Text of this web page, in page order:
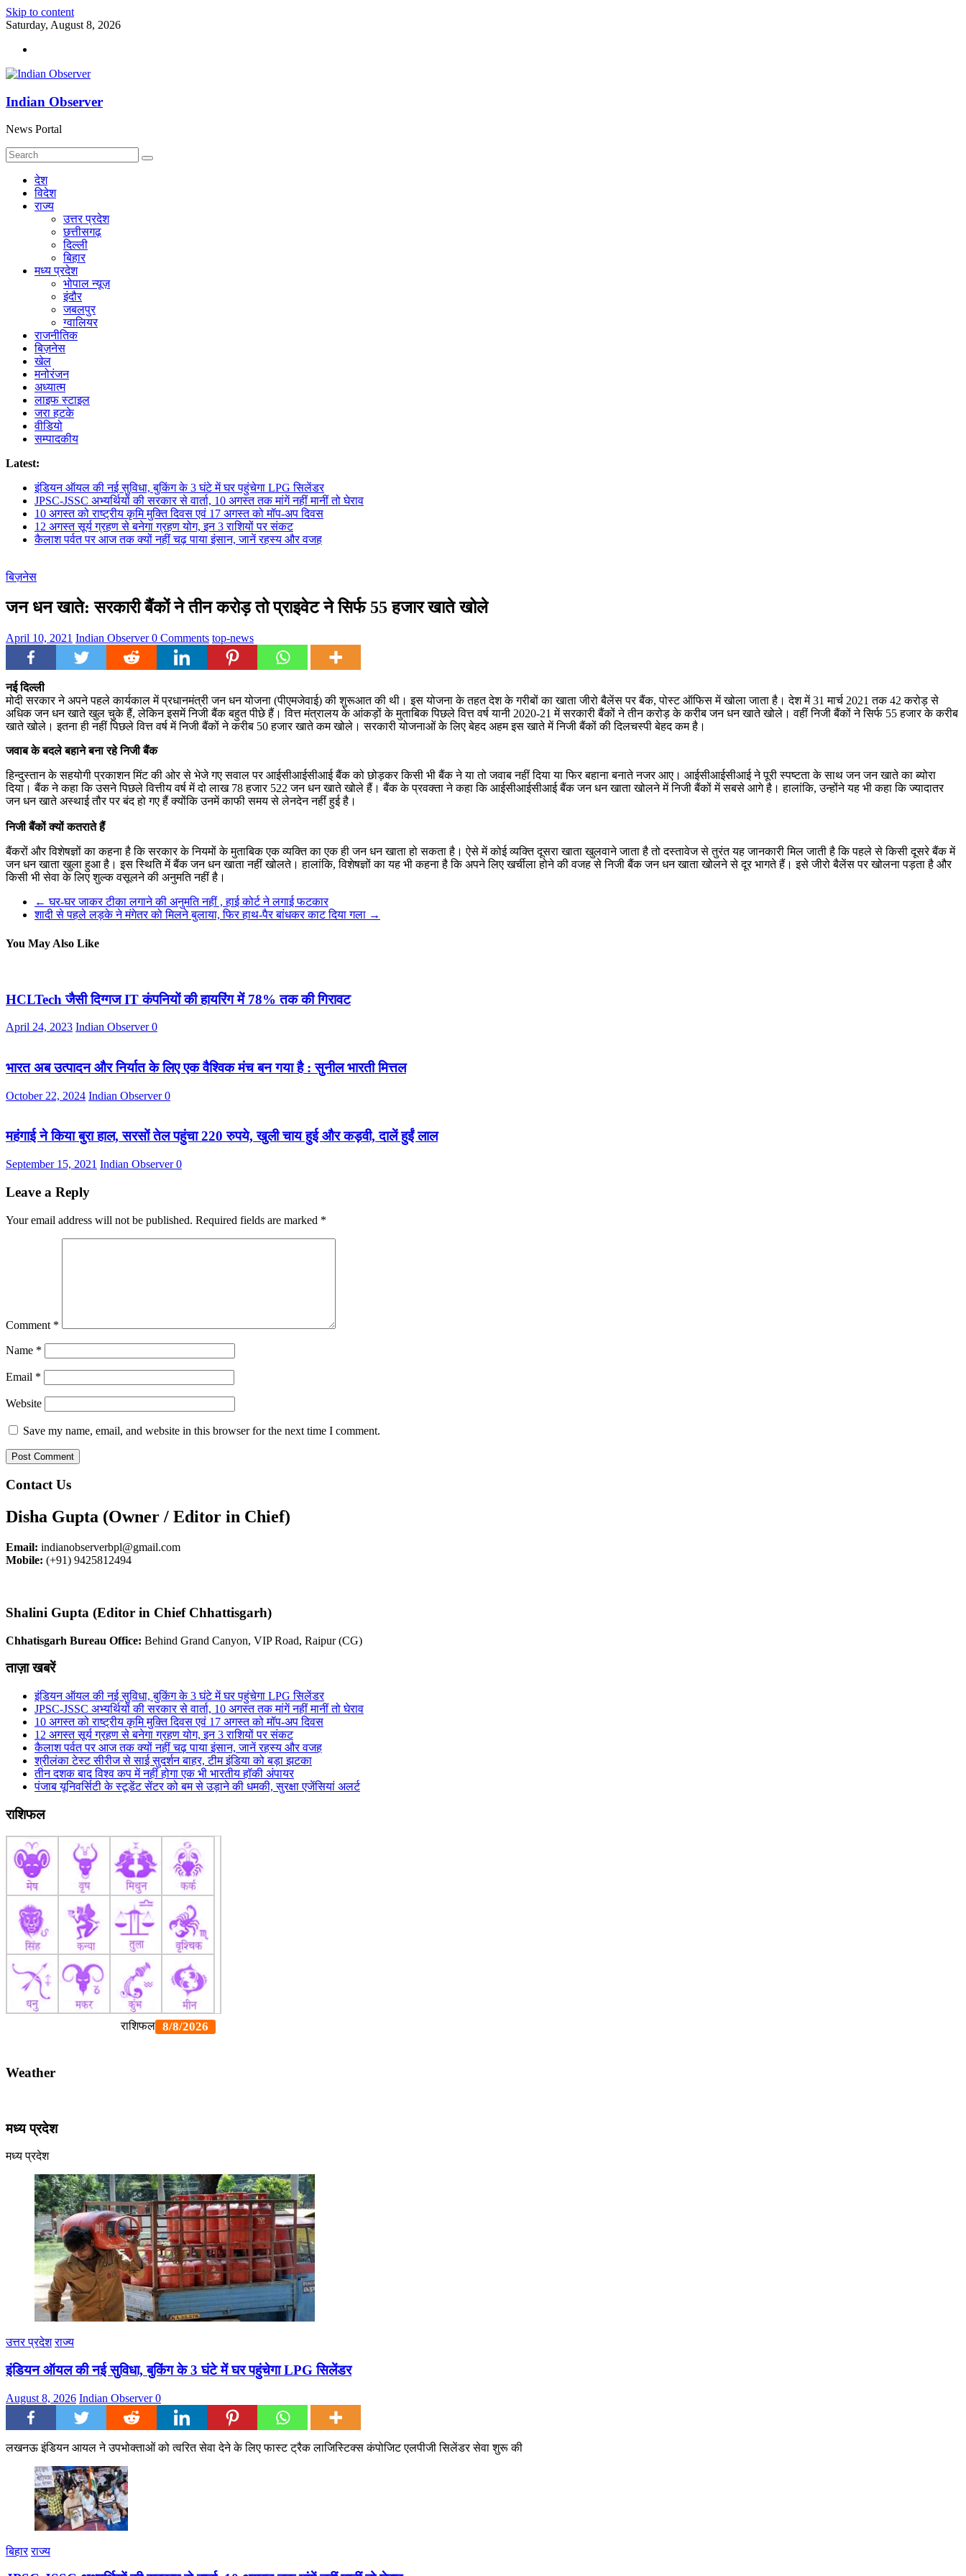
Skip to content
Saturday, August 8, 2026
Indian Observer
News Portal
देश
विदेश
राज्य
उत्तर प्रदेश
छत्तीसगढ़
दिल्ली
बिहार
मध्य प्रदेश
भोपाल न्यूज़
इंदौर
जबलपुर
ग्वालियर
राजनीतिक
बिज़नेस
खेल
मनोरंजन
अध्यात्म
लाइफ स्टाइल
जरा हटके
वीडियो
सम्पादकीय
Latest:
इंडियन ऑयल की नई सुविधा, बुकिंग के 3 घंटे में घर पहुंचेगा LPG सिलेंडर
JPSC-JSSC अभ्यर्थियों की सरकार से वार्ता, 10 अगस्त तक मांगें नहीं मानीं तो घेराव
10 अगस्त को राष्ट्रीय कृमि मुक्ति दिवस एवं 17 अगस्त को मॉप-अप दिवस
12 अगस्त सूर्य ग्रहण से बनेगा ग्रहण योग, इन 3 राशियों पर संकट
कैलाश पर्वत पर आज तक क्यों नहीं चढ़ पाया इंसान, जानें रहस्य और वजह
बिज़नेस
जन धन खाते: सरकारी बैंकों ने तीन करोड़ तो प्राइवेट ने सिर्फ 55 हजार खाते खोले
April 10, 2021 Indian Observer0 Comments top-news
नई दिल्ली
मोदी सरकार ने अपने पहले कार्यकाल में प्रधानमंत्री जन धन योजना (पीएमजेवाई) की शुरूआत की थी। इस योजना के तहत देश के गरीबों का खाता जीरो बैलेंस पर बैंक, पोस्ट ऑफिस में खोला जाता है। देश में 31 मार्च 2021 तक 42 करोड़ से
अधिक जन धन खाते खुल चुके हैं, लेकिन इसमें निजी बैंक बहुत पीछे हैं। वित्त मंत्रालय के आंकड़ों के मुताबिक पिछले वित्त वर्ष यानी 2020-21 में सरकारी बैंकों ने तीन करोड़ के करीब जन धन खाते खोले। वहीं निजी बैंकों ने सिर्फ 55 हजार के करीब
खाते खोले। इतना ही नहीं पिछले वित्त वर्ष में निजी बैंकों ने करीब 50 हजार खाते कम खोले। सरकारी योजनाओं के लिए बेहद अहम इस खाते में निजी बैंकों की दिलचस्पी बेहद कम है।
जवाब के बदले बहाने बना रहे निजी बैंक
हिन्दुस्तान के सहयोगी प्रकाशन मिंट की ओर से भेजे गए सवाल पर आईसीआईसीआई बैंक को छोड़कर किसी भी बैंक ने या तो जवाब नहीं दिया या फिर बहाना बनाते नजर आए। आईसीआईसीआई ने पूरी स्पष्टता के साथ जन जन खाते का ब्योरा
दिया। बैंक ने कहा कि उसने पिछले वित्तीय वर्ष में दो लाख 78 हजार 522 जन धन खाते खोले हैं। बैंक के प्रवक्ता ने कहा कि आईसीआईसीआई बैंक जन धन खाता खोलने में निजी बैंकों में सबसे आगे है। हालांकि, उन्होंने यह भी कहा कि ज्यादातर
जन धन खाते अस्थाई तौर पर बंद हो गए हैं क्योंकि उनमें काफी समय से लेनदेन नहीं हुई है।
निजी बैंकों क्यों कतराते हैं
बैंकरों और विशेषज्ञों का कहना है कि सरकार के नियमों के मुताबिक एक व्यक्ति का एक ही जन धन खाता हो सकता है। ऐसे में कोई व्यक्ति दूसरा खाता खुलवाने जाता है तो दस्तावेज से तुरंत यह जानकारी मिल जाती है कि पहले से किसी दूसरे बैंक में
जन धन खाता खुला हुआ है। इस स्थिति में बैंक जन धन खाता नहीं खोलते। हालांकि, विशेषज्ञों का यह भी कहना है कि अपने लिए खर्चीला होने की वजह से निजी बैंक जन धन खाता खोलने से दूर भागते हैं। इसे जीरो बैलेंस पर खोलना पड़ता है और
किसी भी सेवा के लिए शुल्क वसूलने की अनुमति नहीं है।
← घर-घर जाकर टीका लगाने की अनुमति नहीं , हाई कोर्ट ने लगाई फटकार
शादी से पहले लड़के ने मंगेतर को मिलने बुलाया, फिर हाथ-पैर बांधकर काट दिया गला →
You May Also Like
HCLTech जैसी दिग्गज IT कंपनियों की हायरिंग में 78% तक की गिरावट
April 24, 2023 Indian Observer0
भारत अब उत्पादन और निर्यात के लिए एक वैश्विक मंच बन गया है : सुनील भारती मित्तल
October 22, 2024 Indian Observer0
महंगाई ने किया बुरा हाल, सरसों तेल पहुंचा 220 रुपये, खुली चाय हुई और कड़वी, दालें हुईं लाल
September 15, 2021 Indian Observer0
Leave a Reply
Your email address will not be published. Required fields are marked *
Comment *
Name *
Email *
Website
Save my name, email, and website in this browser for the next time I comment.
Contact Us
Disha Gupta (Owner / Editor in Chief)
Email: indianobserverbpl@gmail.com
Mobile: (+91) 9425812494
Shalini Gupta (Editor in Chief Chhattisgarh)
Chhatisgarh Bureau Office: Behind Grand Canyon, VIP Road, Raipur (CG)
ताज़ा खबरें
इंडियन ऑयल की नई सुविधा, बुकिंग के 3 घंटे में घर पहुंचेगा LPG सिलेंडर
JPSC-JSSC अभ्यर्थियों की सरकार से वार्ता, 10 अगस्त तक मांगें नहीं मानीं तो घेराव
10 अगस्त को राष्ट्रीय कृमि मुक्ति दिवस एवं 17 अगस्त को मॉप-अप दिवस
12 अगस्त सूर्य ग्रहण से बनेगा ग्रहण योग, इन 3 राशियों पर संकट
कैलाश पर्वत पर आज तक क्यों नहीं चढ़ पाया इंसान, जानें रहस्य और वजह
श्रीलंका टेस्ट सीरीज से साई सुदर्शन बाहर, टीम इंडिया को बड़ा झटका
तीन दशक बाद विश्व कप में नहीं होगा एक भी भारतीय हॉकी अंपायर
पंजाब यूनिवर्सिटी के स्टूडेंट सेंटर को बम से उड़ाने की धमकी, सुरक्षा एजेंसियां अलर्ट
राशिफल
Weather
मध्य प्रदेश
मध्य प्रदेश
उत्तर प्रदेश राज्य
इंडियन ऑयल की नई सुविधा, बुकिंग के 3 घंटे में घर पहुंचेगा LPG सिलेंडर
August 8, 2026 Indian Observer0
लखनऊ इंडियन आयल ने उपभोक्ताओं को त्वरित सेवा देने के लिए फास्ट ट्रैक लाजिस्टिक्स कंपोजिट एलपीजी सिलेंडर सेवा शुरू की
बिहार राज्य